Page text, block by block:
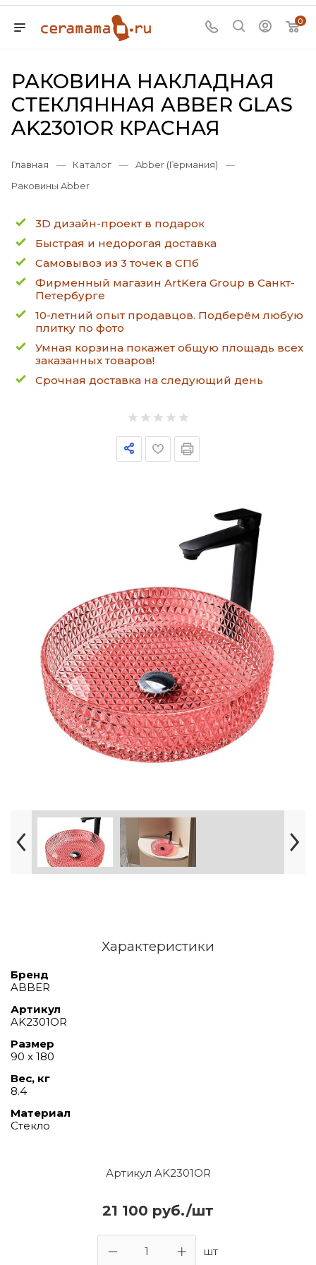
0
РАКОВИНА НАКЛАДНАЯ
СТЕКЛЯННАЯ ABBER GLAS
AK2301OR КРАСНАЯ
Главная — Каталог — Abber (Германия)
—
Раковины Abber
3D дизайн-проект в подарок
Быстрая и недорогая доставка
Самовывоз из 3 точек в СПб
Фирменный магазин ArtKera Group в Санкт-
Петербурге
10-летний опыт продавцов. Подберём любую
плитку по фото
Умная корзина покажет общую площадь всех
заказанных товаров!
Срочная доставка на следующий день
Артикул AK2301OR
21 100 руб./шт
шт
Характеристики
Бренд
ABBER
Артикул
AK2301OR
Размер
90 х 180
Вес, кг
8.4
Материал
Стекло